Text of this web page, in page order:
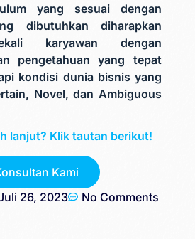
yang sesuai dengan
dibutuhkan diharapkan
karyawan dengan
pengetahuan yang tepat
kondisi dunia bisnis yang
Novel, dan Ambiguous
lanjut? Klik tautan berikut!
Kami
26, 2023 No Comments